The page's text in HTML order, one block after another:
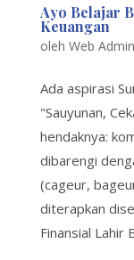
Ayo Belajar
Keuangan
oleh Web
Ada aspirasi
"Sauyunan,
hendaknya:
dibarengi
(cageur,
diterapkan
Finansial Lahir